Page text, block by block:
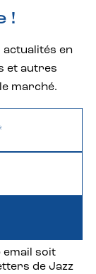
!
actualités en
et autres
marché.
email soit
de Jazz